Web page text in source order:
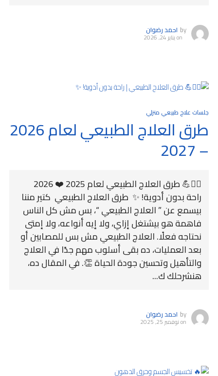
by احمد رضوان
onيناير 24, 2026
جلسات علاج طبيعي منزلي
طرق العلاج الطبيعي لعام 2026
– 2027
💆‍♂️💪 طرق العلاج الطبيعي لعام 2025 ❤️ 2026
راحة بدون أدوية! ✨ طرق العلاج الطبيعي كتير مننا
بيسمع عن ” العلاج الطبيعي “، بس مش كل الناس
فاهمة هو بيشتغل إزاي، ولا إيه أنواعه، ولا إمتى
نحتاجه فعلًا. العلاج الطبيعي مش بس للمصابين أو
بعد العمليات، ده بقى أسلوب مهم جدًا في العلاج
والتأهيل وتحسين جودة الحياة 👏. في المقال ده،
هنشرحلك ك...
by احمد رضوان
onنوفمبر 25, 2025